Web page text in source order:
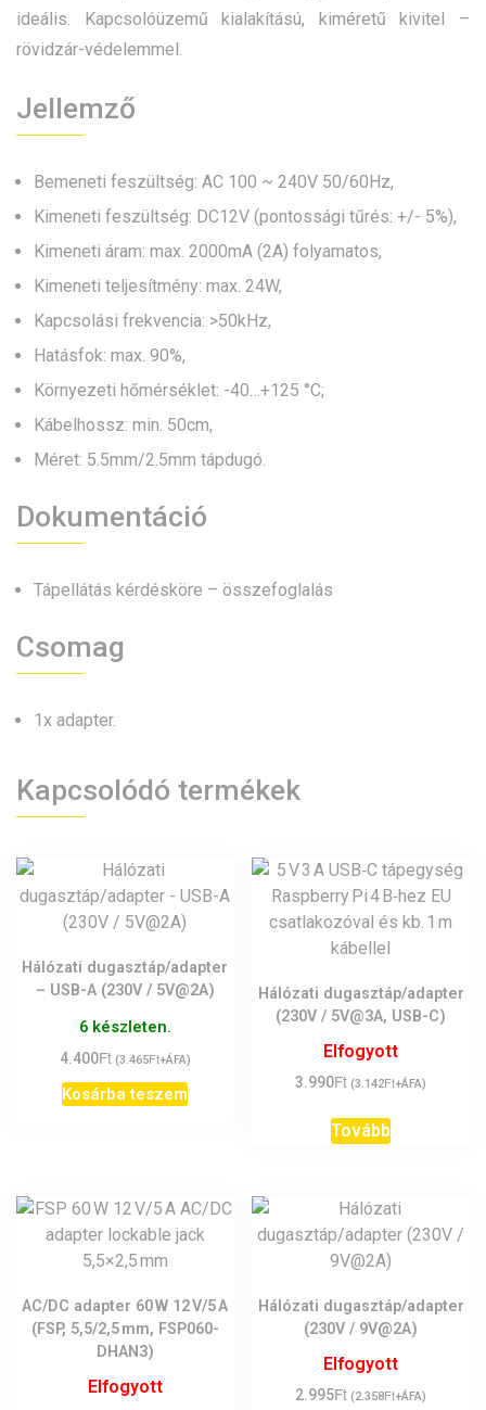
ideális. Kapcsolóüzemű kialakítású, kiméretű kivitel –
rövidzár-védelemmel.
Jellemző
Bemeneti feszültség: AC 100 ~ 240V 50/60Hz,
Kimeneti feszültség: DC12V (pontossági tűrés: +/- 5%),
Kimeneti áram: max. 2000mA (2A) folyamatos,
Kimeneti teljesítmény: max. 24W,
Kapcsolási frekvencia: >50kHz,
Hatásfok: max. 90%,
Környezeti hőmérséklet: -40…+125 °C;
Kábelhossz: min. 50cm,
Méret: 5.5mm/2.5mm tápdugó.
Dokumentáció
Tápellátás kérdésköre – összefoglalás
Csomag
1x adapter.
Kapcsolódó termékek
Hálózati dugasztáp/adapter
– USB-A (230V / 5V@2A)
6 készleten.
4.400Ft (3.465Ft+ÁFA)
Kosárba teszem
Hálózati dugasztáp/adapter
(230V / 5V@3A, USB-C)
Elfogyott
3.990Ft (3.142Ft+ÁFA)
Tovább
AC/DC adapter 60 W 12 V/5 A
(FSP, 5,5/2,5 mm, FSP060-
DHAN3)
Elfogyott
Hálózati dugasztáp/adapter
(230V / 9V@2A)
Elfogyott
2.995Ft (2.358Ft+ÁFA)